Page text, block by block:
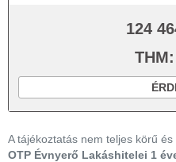
124
A tájékoztatás nem teljes körű
OTP Évnyerő Lakáshitelei 1